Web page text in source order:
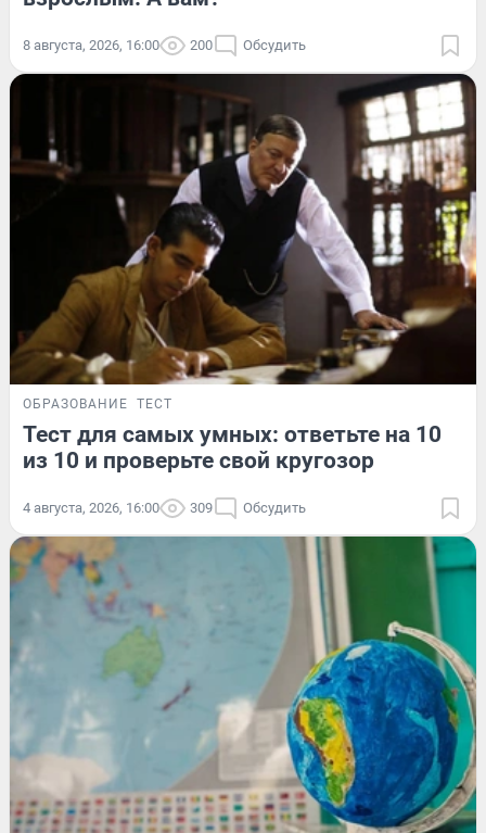
8 августа, 2026, 16:00 200 Обсудить
ОБРАЗОВАНИЕ ТЕСТ
Тест для самых умных: ответьте на 10
из 10 и проверьте свой кругозор
4 августа, 2026, 16:00 309 Обсудить